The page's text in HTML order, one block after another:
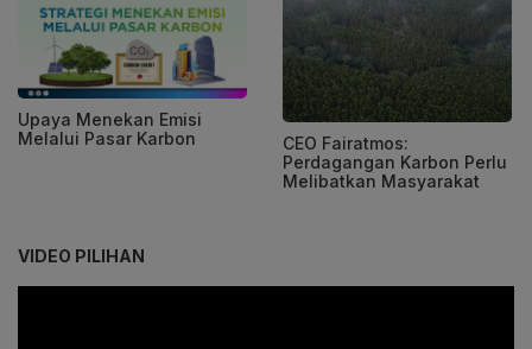
Upaya Menekan Emisi
Melalui Pasar Karbon
CEO Fairatmos:
Perdagangan Karbon Perlu
Melibatkan Masyarakat
VIDEO PILIHAN